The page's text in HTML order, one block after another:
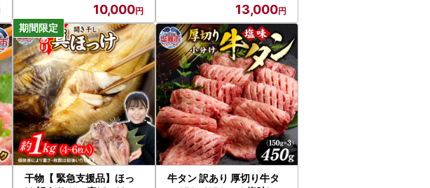
10,000 13,000
干物【 緊急支援品】ほっ
牛タン 訳あり 厚切り牛タ